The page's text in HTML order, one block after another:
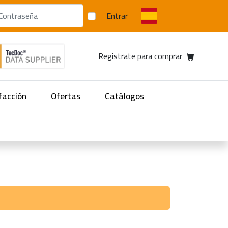
Entrar
Registrate para comprar
Ofertas
Catálogos